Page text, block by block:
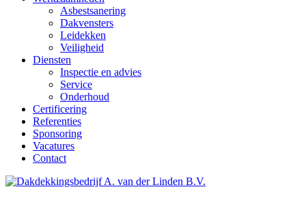
Asbestsanering
Dakvensters
Leidekken
Veiligheid
Diensten
Inspectie en advies
Service
Onderhoud
Certificering
Referenties
Sponsoring
Vacatures
Contact